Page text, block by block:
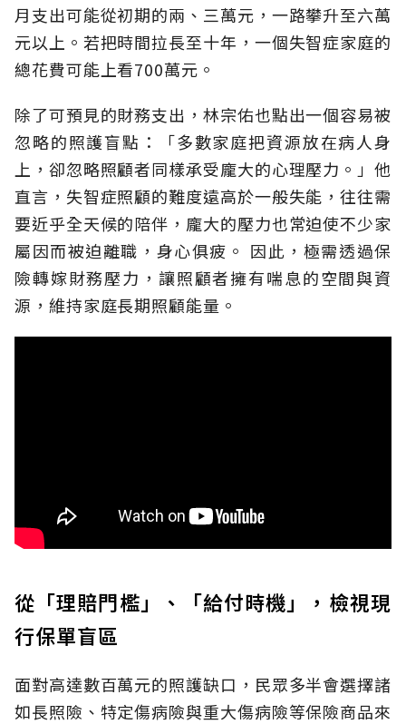
月支出可能從初期的兩、三萬元，一路攀升至六萬
元以上。若把時間拉長至十年，一個失智症家庭的
總花費可能上看700萬元。
除了可預見的財務支出，林宗佑也點出一個容易被
忽略的照護盲點：「多數家庭把資源放在病人身
上，卻忽略照顧者同樣承受龐大的心理壓力。」他
直言，失智症照顧的難度遠高於一般失能，往往需
要近乎全天候的陪伴，龐大的壓力也常迫使不少家
屬因而被迫離職，身心俱疲。 因此，極需透過保
險轉嫁財務壓力，讓照顧者擁有喘息的空間與資
源，維持家庭長期照顧能量。
從「理賠門檻」、「給付時機」，檢視現
行保單盲區
面對高達數百萬元的照護缺口，民眾多半會選擇諸
如長照險、特定傷病險與重大傷病險等保險商品來